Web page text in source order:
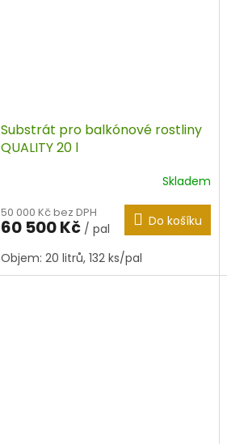
Substrát pro balkónové rostliny
QUALITY 20 l
Skladem
50 000 Kč bez DPH
60 500 Kč / pal Do košíku
Objem: 20 litrů, 132 ks/pal